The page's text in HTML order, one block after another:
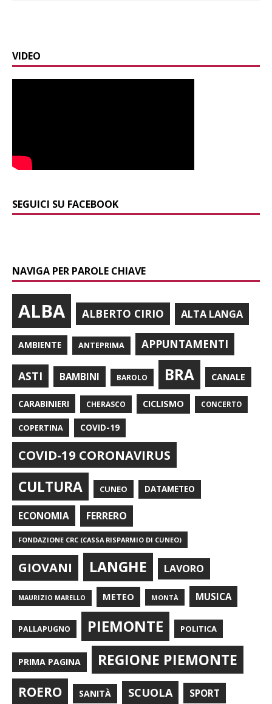
VIDEO
SEGUICI SU FACEBOOK
NAVIGA PER PAROLE CHIAVE
ALBA ALBERTO CIRIO ALTA LANGA
AMBIENTE ANTEPRIMA APPUNTAMENTI
ASTI BAMBINI BAROLO BRA CANALE
CARABINIERI CHERASCO CICLISMO CONCERTO
COPERTINA COVID-19
COVID-19 CORONAVIRUS
CULTURA CUNEO DATAMETEO
ECONOMIA FERRERO
FONDAZIONE CRC (CASSA RISPARMIO DI CUNEO)
GIOVANI LANGHE LAVORO
MAURIZIO MARELLO METEO MONTÀ MUSICA
PALLAPUGNO PIEMONTE POLITICA
PRIMA PAGINA REGIONE PIEMONTE
ROERO SANITÀ SCUOLA SPORT